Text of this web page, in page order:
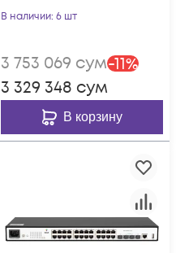
В наличии: 6 шт
3 753 069 сум-11%
3 329 348 сум
В корзину